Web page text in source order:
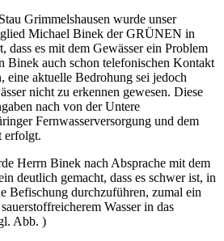
Grimmelshausen wurde unser
Michael Binek der GRÜNEN in
dass es mit dem Gewässer ein Problem
Binek auch schon telefonischen Kontakt
eine aktuelle Bedrohung sei jedoch
nicht zu erkennen gewesen. Diese
nach von der Untere
Fernwasserversorgung und dem
erfolgt.
Herrn Binek nach Absprache mit dem
deutlich gemacht, dass es schwer ist, in
Befischung durchzuführen, zumal ein
Wasser in das
Abb. )